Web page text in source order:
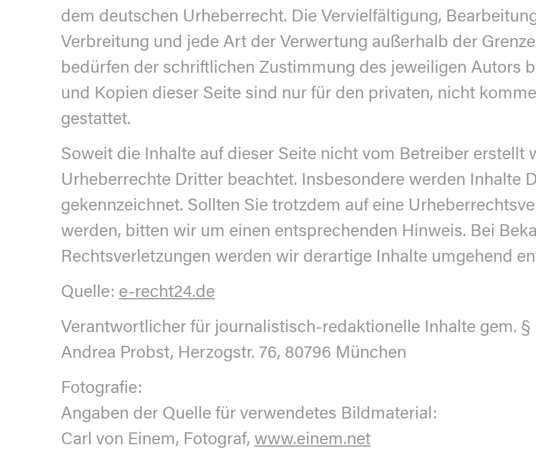
dem deutschen Urheberrecht. Die Vervielfältigung,
Verbreitung und jede Art der Verwertung außerhalb der
bedürfen der schriftlichen Zustimmung des jeweiligen Autors
und Kopien dieser Seite sind nur für den privaten, nicht
gestattet.
Soweit die Inhalte auf dieser Seite nicht vom Betreiber erstellt
Urheberrechte Dritter beachtet. Insbesondere werden Inhalte
gekennzeichnet. Sollten Sie trotzdem auf eine
werden, bitten wir um einen entsprechenden Hinweis. Bei
Rechtsverletzungen werden wir derartige Inhalte umgehend
Quelle: e-recht24.de
Verantwortlicher für journalistisch-redaktionelle Inhalte gem. §
Andrea Probst, Herzogstr. 76, 80796 München
Fotografie:
Angaben der Quelle für verwendetes Bildmaterial:
Carl von Einem, Fotograf, www.einem.net